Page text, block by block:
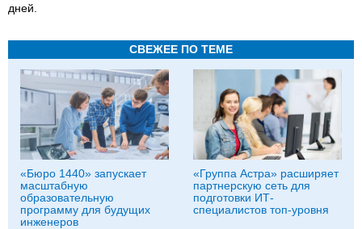
дней.
СВЕЖЕЕ ПО ТЕМЕ
«Бюро 1440» запускает
масштабную
образовательную
программу для будущих
инженеров
«Группа Астра» расширяет
партнерскую сеть для
подготовки ИТ-
специалистов топ-уровня